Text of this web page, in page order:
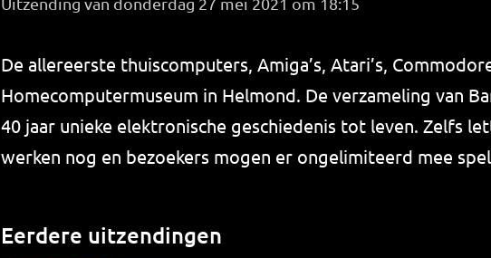
De allereerste thuiscomputers, Amiga’s, Atari’s,
Homecomputermuseum in Helmond. De verzameling van
40 jaar unieke elektronische geschiedenis tot leven. Zelfs
werken nog en bezoekers mogen er ongelimiteerd mee
Eerdere uitzendingen